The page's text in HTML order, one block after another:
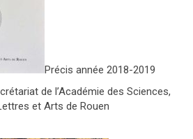
Précis année 2018-2019
de l’Académie des Sciences,
et Arts de Rouen